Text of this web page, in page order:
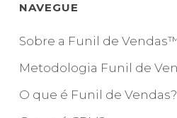
NAVEGUE
Sobre a Funil de
Metodologia Funil de
O que é Funil de Vendas?